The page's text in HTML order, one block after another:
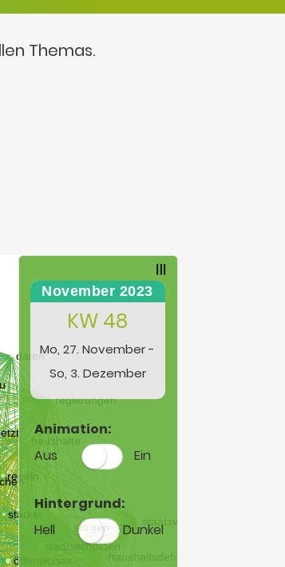
Themas.
November 2023
KW 48
Mo, 27. November -
So, 3. Dezember
Animation:
Aus
Ein
Hintergrund:
Hell
Dunkel